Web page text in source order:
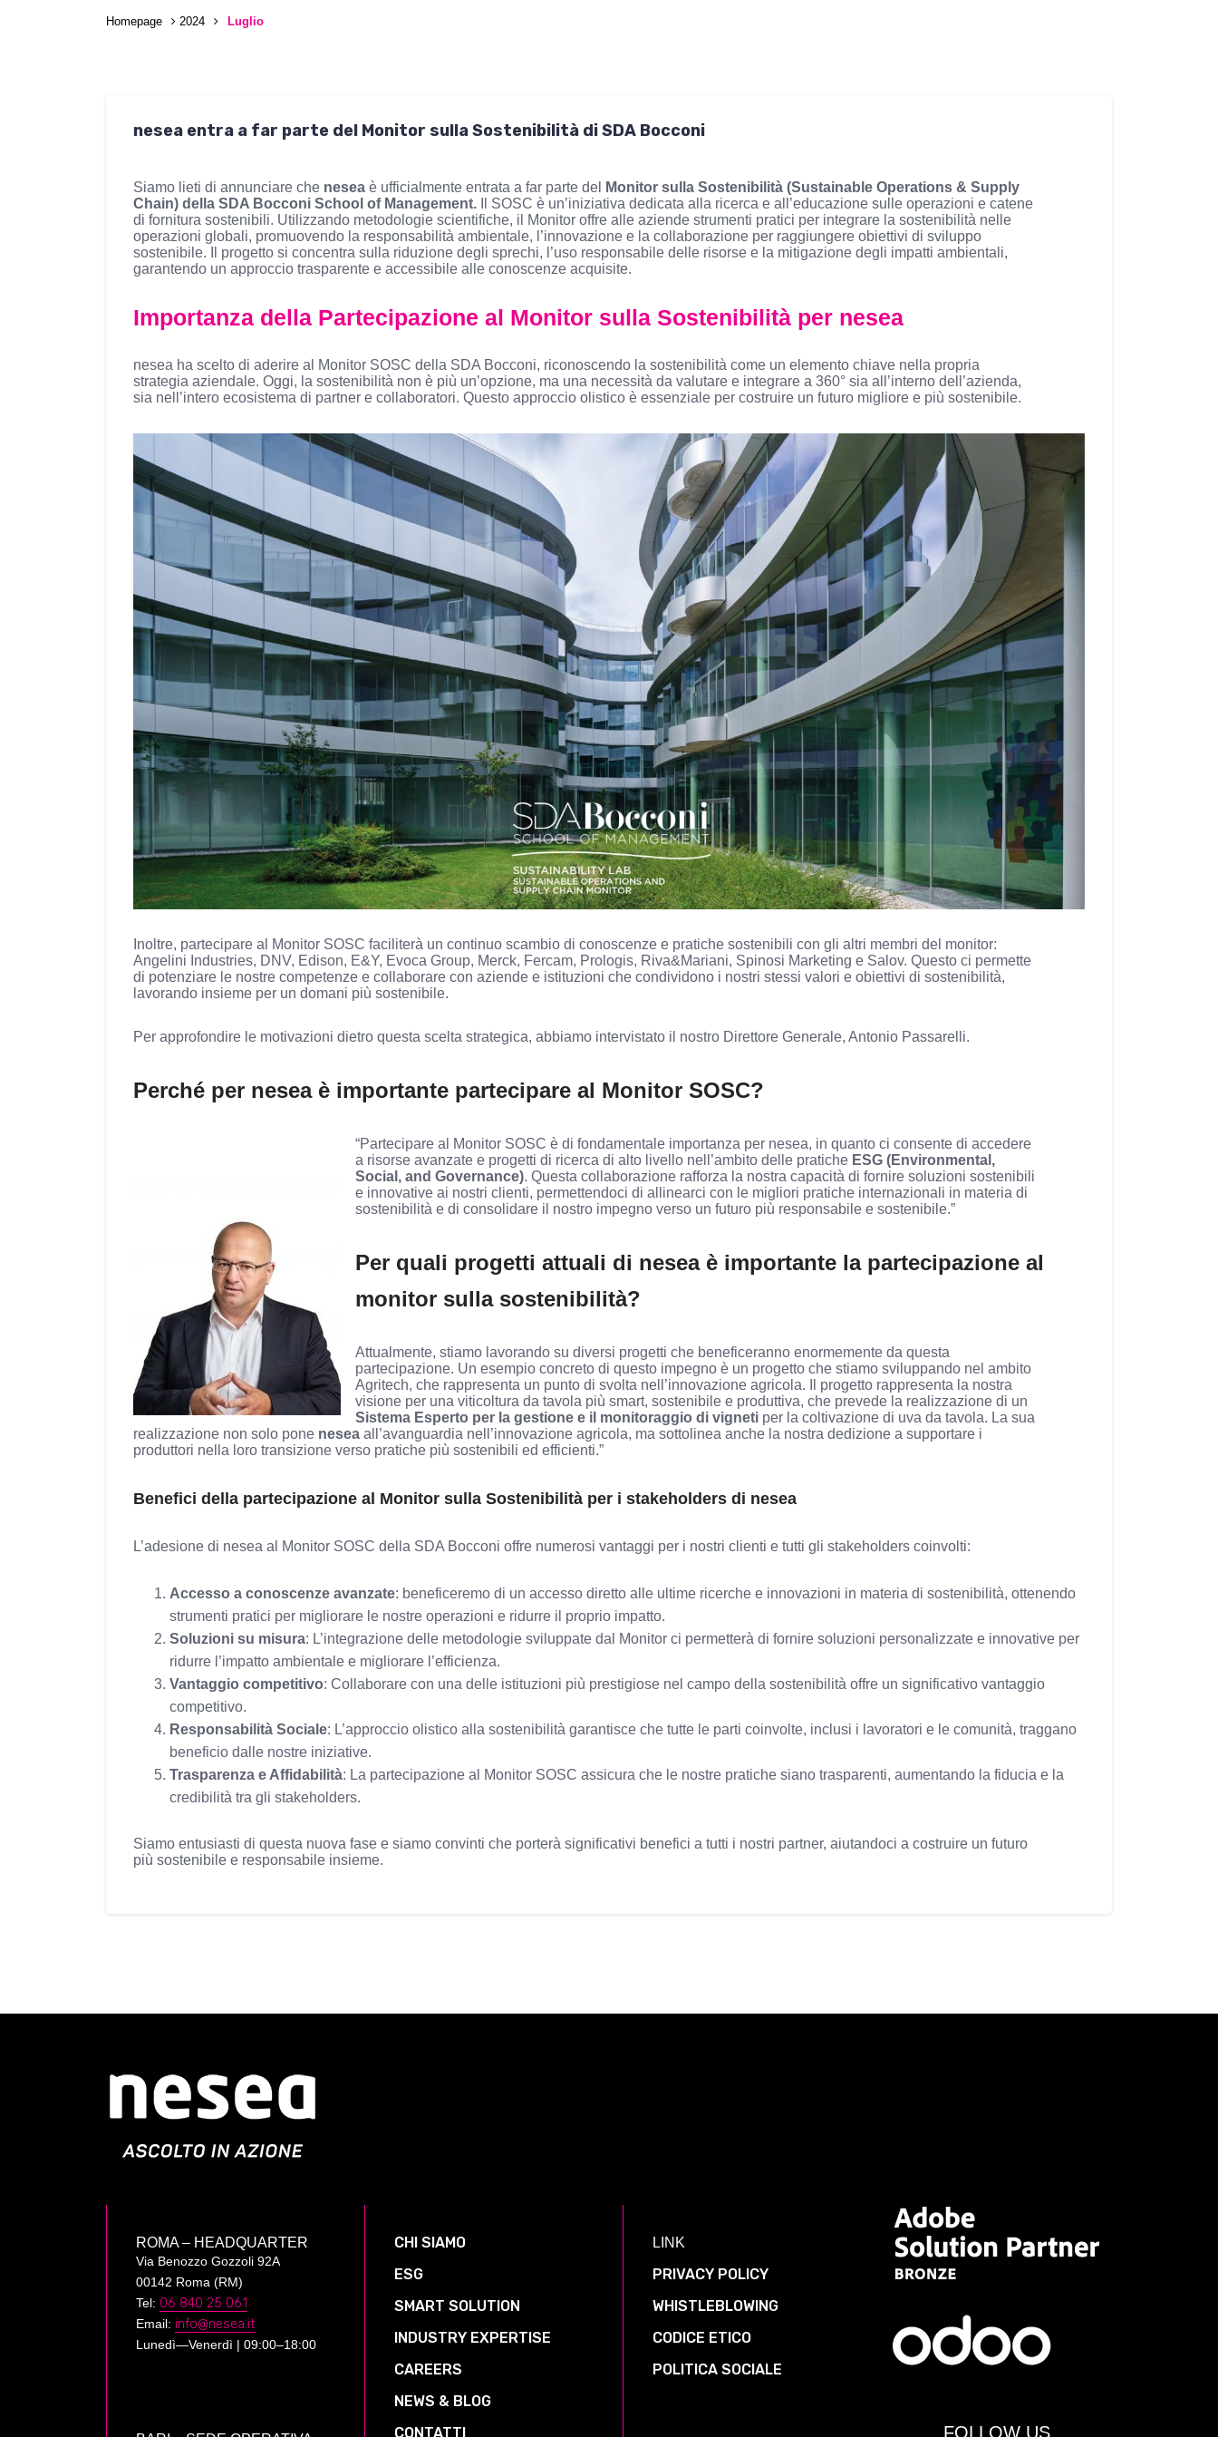
Homepage 2024 Luglio
nesea entra a far parte del Monitor sulla Sostenibilità di SDA Bocconi
Siamo lieti di annunciare che nesea è ufficialmente entrata a far parte del
Monitor sulla Sostenibilità (Sustainable Operations & Supply
Chain) della SDA Bocconi School of Management. Il SOSC è un’iniziativa dedicata alla ricerca e all’educazione sulle operazioni e catene
di fornitura sostenibili. Utilizzando metodologie scientifiche, il Monitor offre alle aziende strumenti pratici per integrare la sostenibilità nelle
operazioni globali, promuovendo la responsabilità ambientale, l’innovazione e la collaborazione per raggiungere obiettivi di sviluppo
sostenibile. Il progetto si concentra sulla riduzione degli sprechi, l’uso responsabile delle risorse e la mitigazione degli impatti ambientali,
garantendo un approccio trasparente e accessibile alle conoscenze acquisite.
Importanza della Partecipazione al Monitor sulla Sostenibilità per nesea
nesea ha scelto di aderire al Monitor SOSC della SDA Bocconi, riconoscendo la sostenibilità come un elemento chiave nella propria
strategia aziendale. Oggi, la sostenibilità non è più un’opzione, ma una necessità da valutare e integrare a 360° sia all’interno dell’azienda,
sia nell’intero ecosistema di partner e collaboratori. Questo approccio olistico è essenziale per costruire un futuro migliore e più sostenibile.
Inoltre, partecipare al Monitor SOSC faciliterà un continuo scambio di conoscenze e pratiche sostenibili con gli altri membri del monitor:
Angelini Industries, DNV, Edison, E&Y, Evoca Group, Merck, Fercam, Prologis, Riva&Mariani, Spinosi Marketing e Salov. Questo ci permette
di potenziare le nostre competenze e collaborare con aziende e istituzioni che condividono i nostri stessi valori e obiettivi di sostenibilità,
lavorando insieme per un domani più sostenibile.
Per approfondire le motivazioni dietro questa scelta strategica, abbiamo intervistato il nostro Direttore Generale, Antonio Passarelli.
Perché per nesea è importante partecipare al Monitor SOSC?
“Partecipare al Monitor SOSC è di fondamentale importanza per nesea, in quanto ci consente di accedere
a risorse avanzate e progetti di ricerca di alto livello nell’ambito delle pratiche ESG (Environmental,
Social, and Governance). Questa collaborazione rafforza la nostra capacità di fornire soluzioni sostenibili
e innovative ai nostri clienti, permettendoci di allinearci con le migliori pratiche internazionali in materia di
sostenibilità e di consolidare il nostro impegno verso un futuro più responsabile e sostenibile.”
Per quali progetti attuali di nesea è importante la partecipazione al
monitor sulla sostenibilità?
Attualmente, stiamo lavorando su diversi progetti che beneficeranno enormemente da questa
partecipazione. Un esempio concreto di questo impegno è un progetto che stiamo sviluppando nel ambito
Agritech, che rappresenta un punto di svolta nell’innovazione agricola. Il progetto rappresenta la nostra
visione per una viticoltura da tavola più smart, sostenibile e produttiva, che prevede la realizzazione di un
Sistema Esperto per la gestione e il monitoraggio di vigneti per la coltivazione di uva da tavola. La sua
realizzazione non solo pone nesea all’avanguardia nell’innovazione agricola, ma sottolinea anche la nostra dedizione a supportare i
produttori nella loro transizione verso pratiche più sostenibili ed efficienti.”
Benefici della partecipazione al Monitor sulla Sostenibilità per i stakeholders di nesea
L’adesione di nesea al Monitor SOSC della SDA Bocconi offre numerosi vantaggi per i nostri clienti e tutti gli stakeholders coinvolti:
Accesso a conoscenze avanzate: beneficeremo di un accesso diretto alle ultime ricerche e innovazioni in materia di sostenibilità, ottenendo
strumenti pratici per migliorare le nostre operazioni e ridurre il proprio impatto.
Soluzioni su misura: L’integrazione delle metodologie sviluppate dal Monitor ci permetterà di fornire soluzioni personalizzate e innovative per
ridurre l’impatto ambientale e migliorare l’efficienza.
Vantaggio competitivo: Collaborare con una delle istituzioni più prestigiose nel campo della sostenibilità offre un significativo vantaggio
competitivo.
Responsabilità Sociale: L’approccio olistico alla sostenibilità garantisce che tutte le parti coinvolte, inclusi i lavoratori e le comunità, traggano
beneficio dalle nostre iniziative.
Trasparenza e Affidabilità: La partecipazione al Monitor SOSC assicura che le nostre pratiche siano trasparenti, aumentando la fiducia e la
credibilità tra gli stakeholders.
Siamo entusiasti di questa nuova fase e siamo convinti che porterà significativi benefici a tutti i nostri partner, aiutandoci a costruire un futuro
più sostenibile e responsabile insieme.
ROMA – HEADQUARTER
Via Benozzo Gozzoli 92A
00142 Roma (RM)
Tel: 06 840 25 061
Email: info@nesea.it
Lunedì—Venerdì | 09:00–18:00
CHI SIAMO
ESG
SMART SOLUTION
INDUSTRY EXPERTISE
CAREERS
NEWS & BLOG
CONTATTI
LINK
PRIVACY POLICY
WHISTLEBLOWING
CODICE ETICO
POLITICA SOCIALE
FOLLOW US